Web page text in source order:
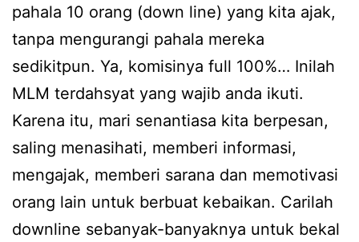
pahala 10 orang (down line) yang kita ajak,
tanpa mengurangi pahala mereka
sedikitpun. Ya, komisinya full 100%… Inilah
MLM terdahsyat yang wajib anda ikuti.
Karena itu, mari senantiasa kita berpesan,
saling menasihati, memberi informasi,
mengajak, memberi sarana dan memotivasi
orang lain untuk berbuat kebaikan. Carilah
downline sebanyak-banyaknya untuk bekal